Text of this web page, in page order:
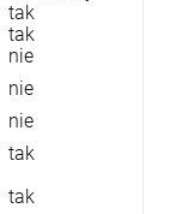
tak
tak
nie
nie
nie
tak
tak